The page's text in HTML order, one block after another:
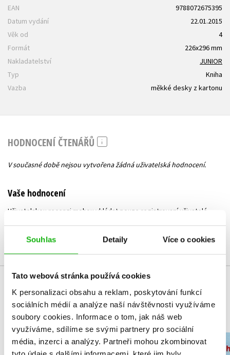
Souhlas Detaily Více o cookies
Tato webová stránka používá cookies
K personalizaci obsahu a reklam, poskytování funkcí
sociálních médií a analýze naší návštěvnosti využíváme
soubory cookies. Informace o tom, jak náš web
využíváme, sdílíme se svými partnery pro sociální
média, inzerci a analýzy. Partneři mohou zkombinovat
EAN
9788072675395
Datum vydání
22.01.2015
Věk od
4
Formát
226x296 mm
Nakladatelství
JUNIOR
Typ
Kniha
Vazba
měkké desky z kartonu
HODNOCENÍ ČTENÁŘŮ
V současné době nejsou vytvořena žádná uživatelská hodnocení.
Vaše hodnocení
Uživatelskou recenzi mohou vkládat pouze registrovaní uživatelé
Přihlásit
MOHLO BY VÁS TAKÉ ZAJÍMAT
Gerda: Příběh moře
Příběhy